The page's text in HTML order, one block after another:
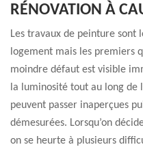
RÉNOVATION À
Les travaux de peinture sont
logement mais les premiers
moindre défaut est visible
la luminosité tout au long
peuvent passer inaperçues
démesurées. Lorsqu’on
on se heurte à plusieurs